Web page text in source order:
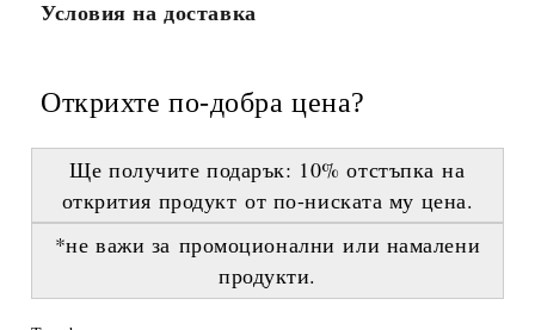
Условия на доставка
Открихте по-добра цена?
Ще получите подарък: 10% отстъпкана
открития продуктот по-ниската му цена.
*не важи за промоционални или намалени
продукти.